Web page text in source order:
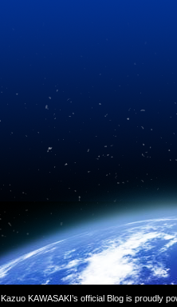
Kazuo KAWASAKI’s official Blog is proudly